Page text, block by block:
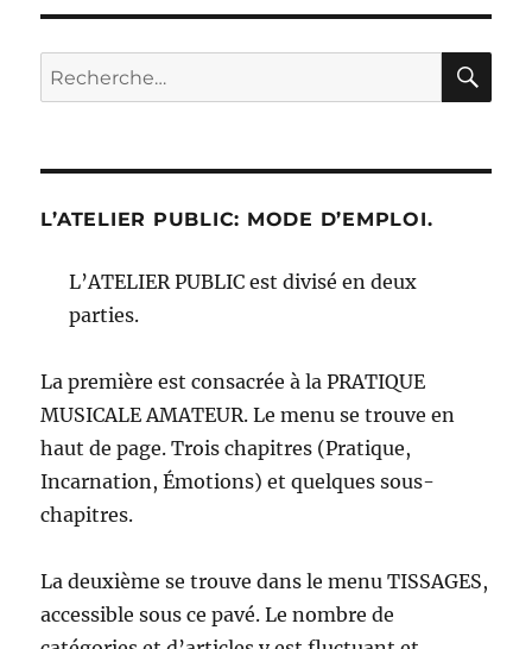
publications
ANT
E
Recherche
pour :
L’ATELIER PUBLIC: MODE D’EMPLOI.
L’ATELIER PUBLIC est divisé en deux
parties.
La première est consacrée à la PRATIQUE
MUSICALE AMATEUR. Le menu se trouve en
haut de page. Trois chapitres (Pratique,
Incarnation, Émotions) et quelques sous-
chapitres.
La deuxième se trouve dans le menu TISSAGES,
accessible sous ce pavé. Le nombre de